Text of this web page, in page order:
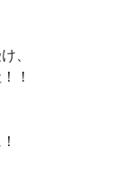
、
！